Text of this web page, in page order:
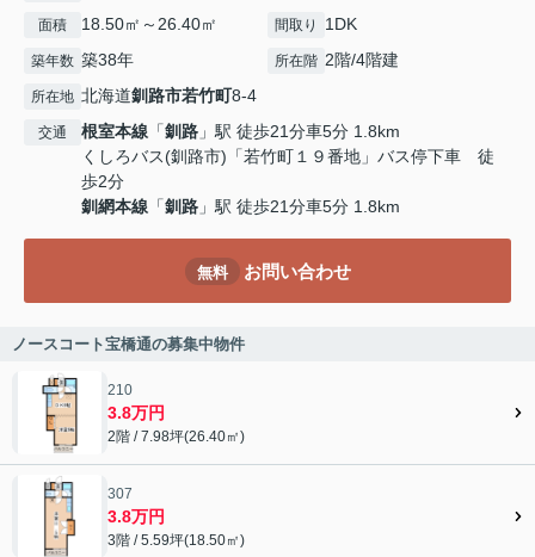
面積 18.50㎡～26.40㎡ 間取り 1DK
築年数 築38年 所在階 2階/4階建
所在地 北海道釧路市若竹町8-4
交通 根室本線 「釧路 」駅 徒歩21分車5分 1.8km
くしろバス(釧路市)「若竹町１９番地」バス停下車 徒
歩2分
釧網本線 「釧路 」駅 徒歩21分車5分 1.8km
無料 お問い合わせ
ノースコート宝橋通の募集中物件
210
3.8万円
2階 / 7.98坪(26.40㎡)
307
3.8万円
3階 / 5.59坪(18.50㎡)